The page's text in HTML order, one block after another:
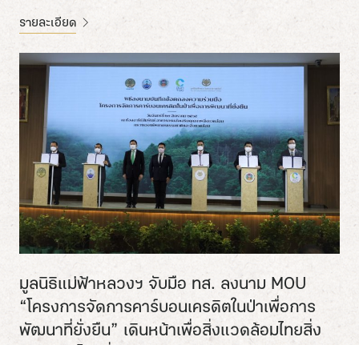
รายละเอียด
มูลนิธิแม่ฟ้าหลวงฯ จับมือ ทส. ลงนาม MOU
“โครงการจัดการคาร์บอนเครดิตในป่าเพื่อการ
พัฒนาที่ยั่งยืน” เดินหน้าเพื่อสิ่งแวดล้อมไทยสิ่ง